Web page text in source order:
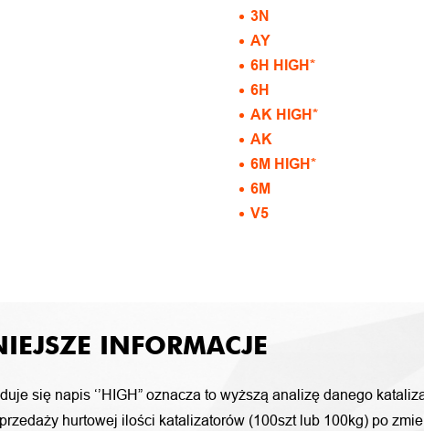
3N
AY
6H HIGH*
6H
AK HIGH*
AK
6M HIGH*
6M
V5
INFORMACJE
się napis ‘’HIGH” oznacza to wyższą analizę danego
hurtowej ilości katalizatorów (100szt lub 100kg) po